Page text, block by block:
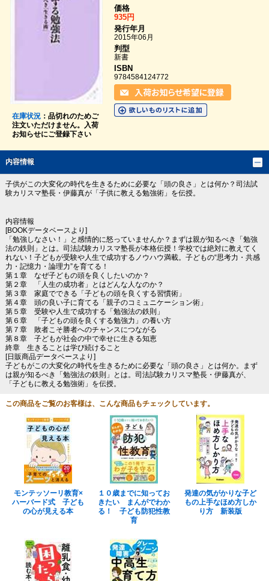
在庫状況：品切れのためご
注文いただけません。入荷
お知らせにご登録下さい
価格
935円
発行年月
2015年06月
判型
新書
ISBN
9784584124772
内容情報
子供がこの大変化の時代を生きるために必要な「頭の良さ」とは何か？司法試
験カリスマ塾長・伊藤真が「子供に教える勉強術」を伝授。
内容情報
[BOOKデータベースより]
「勉強しなさい！」と感情的に怒っていませんか？まずは親が知るべき「勉強
法の鉄則」とは。司法試験カリスマ塾長が本格伝授！学校では絶対に教えてく
れない！子どもが受験や人生で成功するノウハウ満載。子どもの“思考力・共感
力・記憶力・論理力”を育てる！
第１章 なぜ子どもの頭を良くしたいのか？
第２章 「人生の成功者」とはどんな人なのか？
第３章 家庭でできる「子どもの頭を良くする習慣術」
第４章 頭の良い子に育てる「親子のコミュニケーション術」
第５章 受験や人生で成功する「勉強法の鉄則」
第６章 「子どもの頭を良くする勉強力」の養い方
第７章 敗者こそ勝者へのチャンスにつながる
第８章 子どもが社会の中で幸せに生きる知恵
終章 生きることは学び続けること
[日販商品データベースより]
子どもがこの大変化の時代を生きるために必要な「頭の良さ」とは何か。まず
は親が知るべき「勉強法の鉄則」とは。司法試験カリスマ塾長・伊藤真が、
「子どもに教える勉強術」を伝授。
この商品をご覧のお客様は、こんな商品もチェックしています。
モンテッソーリ教育×
ハーバード式 子ども
の心が見える本
１０歳までに知ってお
きたい まんがでわか
る！ 子ども防犯性教
育
発達の気がかりな子ど
もの上手なほめ方しか
り方 新装版